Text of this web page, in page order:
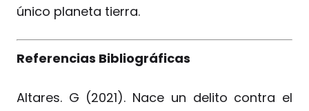
único planeta tierra.
Referencias Bibliográficas
Altares. G (2021). Nace un delito contra el